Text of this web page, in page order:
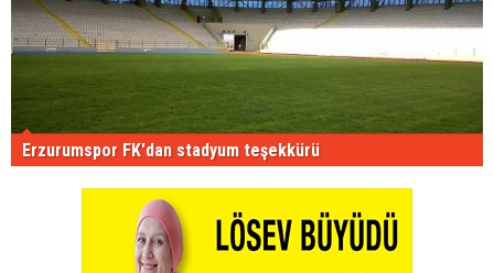
Erzurumspor FK'dan stadyum teşekkürü